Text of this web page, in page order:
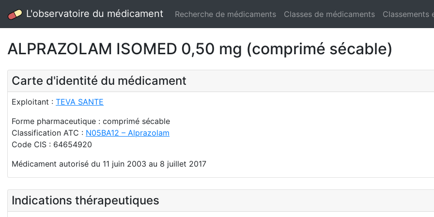
L'observatoire du médicament Recherche de médicaments Classes de médicaments Classements
ALPRAZOLAM ISOMED 0,50 mg (comprimé sécable)
Carte d'identité du médicament
Exploitant : TEVA SANTE
Forme pharmaceutique : comprimé sécable
Classification ATC : N05BA12 – Alprazolam
Code CIS : 64654920
Médicament autorisé du 11 juin 2003 au 8 juillet 2017
Indications thérapeutiques